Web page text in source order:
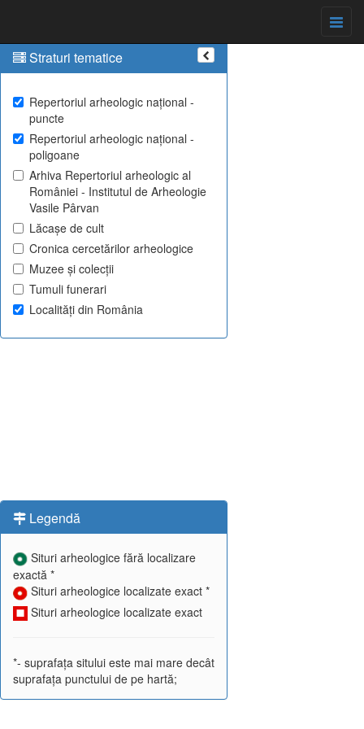
Straturi tematice
Repertoriul arheologic național -
puncte
Repertoriul arheologic național -
poligoane
Arhiva Repertoriul arheologic al
României - Institutul de Arheologie
Vasile Pârvan
Lăcașe de cult
Cronica cercetărilor arheologice
Muzee și colecții
Tumuli funerari
Localități din România
Legendă
Situri arheologice fără localizare
exactă *
Situri arheologice localizate exact *
Situri arheologice localizate exact
*- suprafața sitului este mai mare decât
suprafața punctului de pe hartă;